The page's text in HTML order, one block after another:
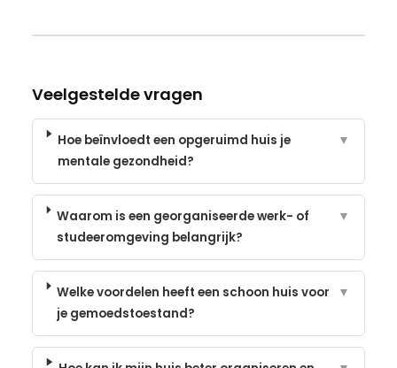
Veelgestelde vragen
Hoe beïnvloedt een opgeruimd huis je
mentale gezondheid?
▼
Waarom is een georganiseerde werk- of
studeeromgeving belangrijk?
▼
Welke voordelen heeft een schoon huis voor
je gemoedstoestand?
▼